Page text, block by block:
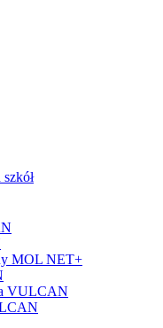
MOL NET+
VULCAN